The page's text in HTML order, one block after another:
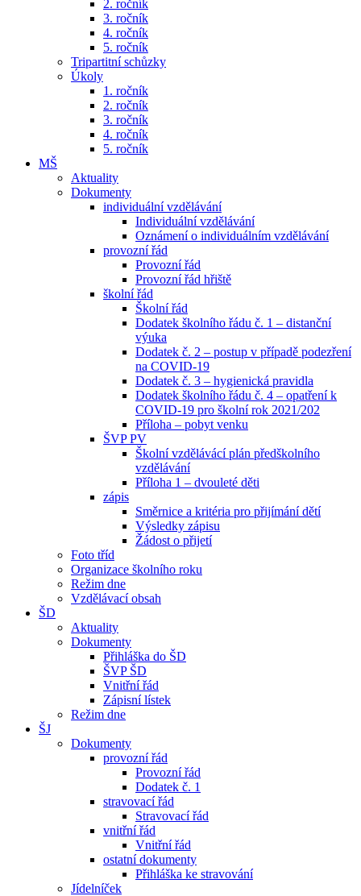
2. ročník
3. ročník
4. ročník
5. ročník
Tripartitní schůzky
Úkoly
1. ročník
2. ročník
3. ročník
4. ročník
5. ročník
MŠ
Aktuality
Dokumenty
individuální vzdělávání
Individuální vzdělávání
Oznámení o individuálním vzdělávání
provozní řád
Provozní řád
Provozní řád hřiště
školní řád
Školní řád
Dodatek školního řádu č. 1 – distanční
výuka
Dodatek č. 2 – postup v případě podezření
na COVID-19
Dodatek č. 3 – hygienická pravidla
Dodatek školního řádu č. 4 – opatření k
COVID-19 pro školní rok 2021/202
Příloha – pobyt venku
ŠVP PV
Školní vzdělávácí plán předškolního
vzdělávání
Příloha 1 – dvouleté děti
zápis
Směrnice a kritéria pro přijímání dětí
Výsledky zápisu
Žádost o přijetí
Foto tříd
Organizace školního roku
Režim dne
Vzdělávací obsah
ŠD
Aktuality
Dokumenty
Přihláška do ŠD
ŠVP ŠD
Vnitřní řád
Zápisní lístek
Režim dne
ŠJ
Dokumenty
provozní řád
Provozní řád
Dodatek č. 1
stravovací řád
Stravovací řád
vnitřní řád
Vnitřní řád
ostatní dokumenty
Přihláška ke stravování
Jídelníček